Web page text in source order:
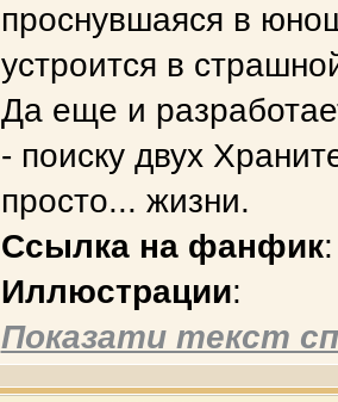
проснувшаяся в
устроится в
Да еще и
- поиску двух
просто... жизни.
Ссылка на фанфик
Иллюстрации:
Показати текст